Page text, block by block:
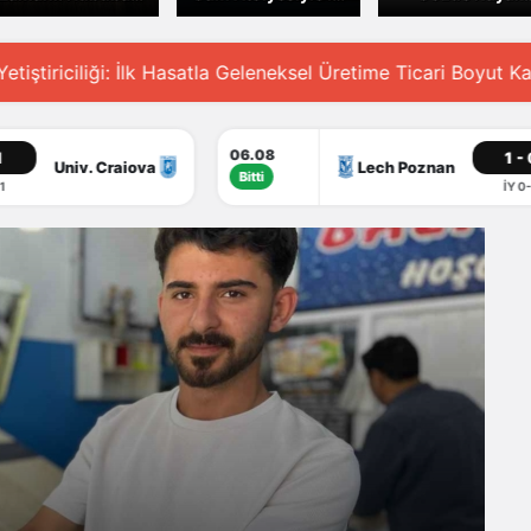
Üreticileri Zorlu
Rağmen
Umudu Süzüyor
ve Enerji
Verimliliğine Katkı
Tesisleri
Yoğunlukta
Üretime Ticari Boyut Kazandırıldı Süphan Dağı
Bitti Lech Poznan 1 - 0 Klaksvik